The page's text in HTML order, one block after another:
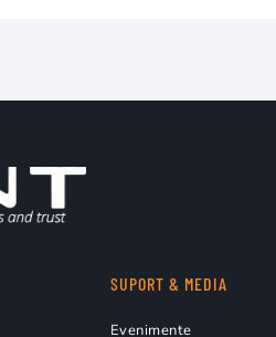
SUPORT & MEDIA
Evenimente